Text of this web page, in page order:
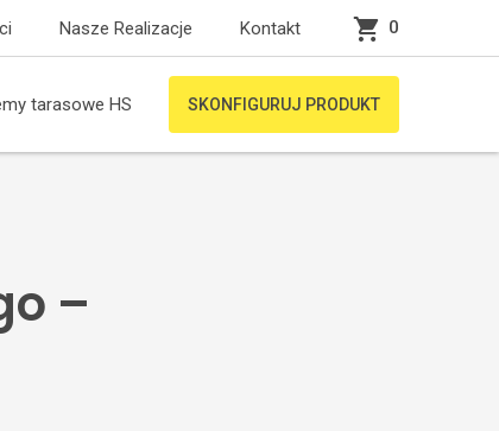
Nasze Realizacje Kontakt 0
tarasowe HS SKONFIGURUJ PRODUKT
–